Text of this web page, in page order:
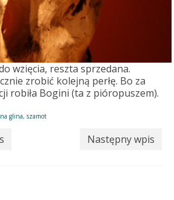
wzięcia, reszta sprzedana.
zrobić kolejną perłę. Bo za
robiła Bogini (ta z pióropuszem).
glina, szamot
Następny wpis